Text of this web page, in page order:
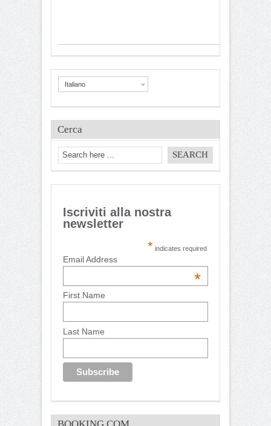
Italiano
Cerca
Iscriviti alla nostra
newsletter
* indicates required
Email Address
*
First Name
Last Name